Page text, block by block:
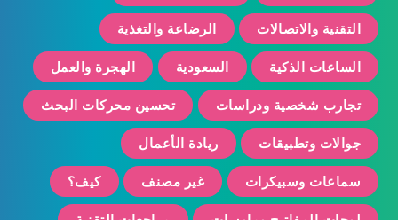
التقنية والاتصالات الرضاعة والتغذية
الساعات الذكية السعودية الهجرة والعمل
تجارب شخصية ودراسات تحسين محركات البحث
جوالات وتطبيقات ريادة الأعمال
سماعات وسبيكرات غير مصنف كيف؟